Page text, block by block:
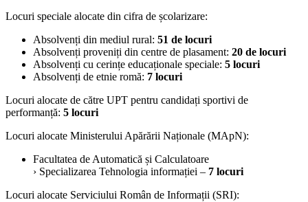
Locuri speciale alocate din cifra de școlarizare:
Absolvenți din mediul rural: 51 de locuri
Absolvenți proveniți din centre de plasament: 20 de locuri
Absolvenți cu cerințe educaționale speciale: 5 locuri
Absolvenți de etnie romă: 7 locuri
Locuri alocate de către UPT pentru candidați sportivi de
performanță: 5 locuri
Locuri alocate Ministerului Apărării Naționale (MApN):
Facultatea de Automatică și Calculatoare
› Specializarea Tehnologia informației – 7 locuri
Locuri alocate Serviciului Român de Informații (SRI):